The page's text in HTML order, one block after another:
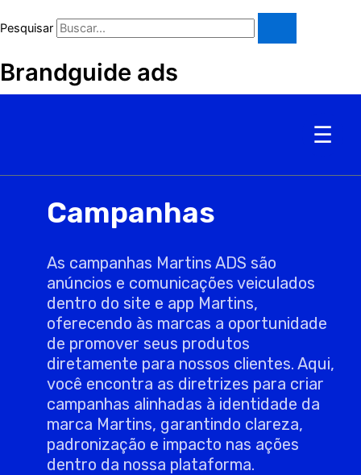
Pesquisar
Brandguide ads
☰
Campanhas
As campanhas Martins ADS são
anúncios e comunicações veiculados
dentro do site e app Martins,
oferecendo às marcas a oportunidade
de promover seus produtos
diretamente para nossos clientes. Aqui,
você encontra as diretrizes para criar
campanhas alinhadas à identidade da
marca Martins, garantindo clareza,
padronização e impacto nas ações
dentro da nossa plataforma.